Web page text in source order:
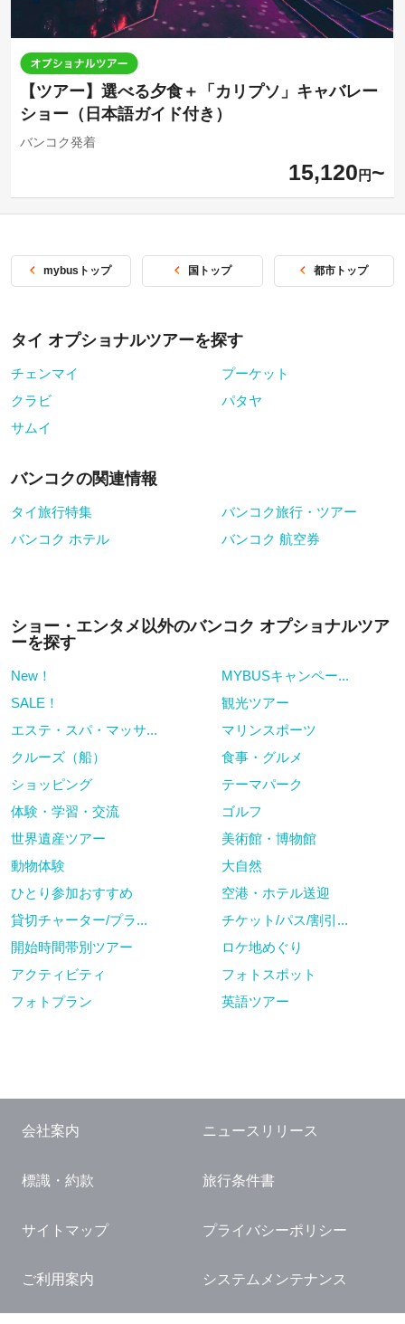
【ツアー】選べる夕食＋「カリプソ」キャバレー
ショー（日本語ガイド付き）
バンコク発着
15,120 円
mybusトップ 国トップ 都市トップ
タイ オプショナルツアーを探す
チェンマイ
プーケット
クラビ
パタヤ
サムイ
バンコクの関連情報
タイ旅行特集
バンコク旅行・ツアー
バンコク ホテル
バンコク 航空券
ショー・エンタメ以外のバンコク オプショナルツア
ーを探す
New！
MYBUSキャンペー...
SALE！
観光ツアー
エステ・スパ・マッサ...
マリンスポーツ
クルーズ（船）
食事・グルメ
ショッピング
テーマパーク
体験・学習・交流
ゴルフ
世界遺産ツアー
美術館・博物館
動物体験
大自然
ひとり参加おすすめ
空港・ホテル送迎
貸切チャーター/プラ...
チケット/パス/割引...
開始時間帯別ツアー
ロケ地めぐり
アクティビティ
フォトスポット
フォトプラン
英語ツアー
会社案内 ニュースリリース
標識・約款 旅行条件書
サイトマップ プライバシーポリシー
ご利用案内 システムメンテナンス